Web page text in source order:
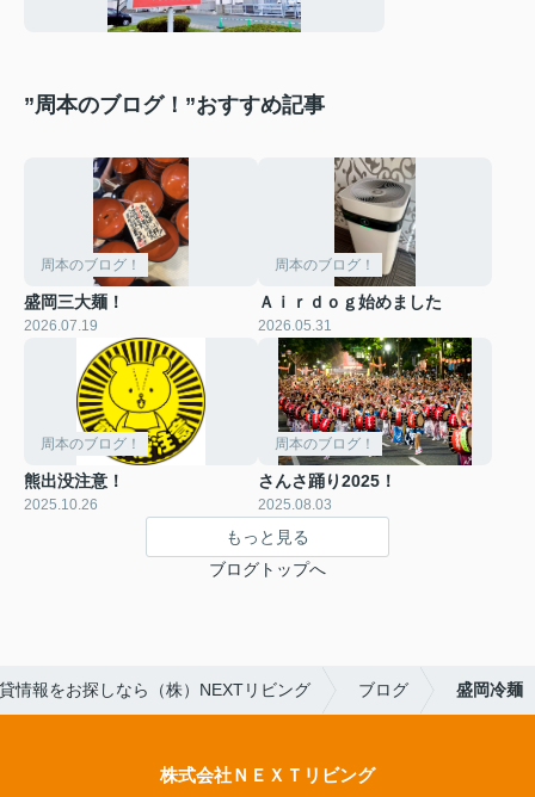
”周本のブログ！”おすすめ記事
周本のブログ！
盛岡三大麺！
2026.07.19
周本のブログ！
Ａｉｒｄｏｇ始めました
2026.05.31
周本のブログ！
熊出没注意！
2025.10.26
周本のブログ！
さんさ踊り2025！
2025.08.03
もっと見る
ブログトップへ
情報をお探しなら（株）NEXTリビング ブログ 盛岡冷麺
株式会社ＮＥＸＴリビング